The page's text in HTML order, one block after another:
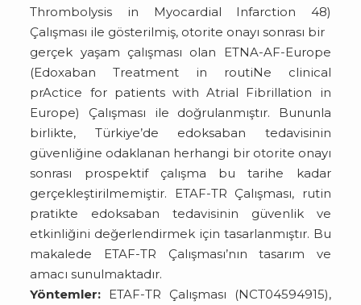
Thrombolysis in Myocardial Infarction 48)
Çalışması ile gösterilmiş, otorite onayı sonrası bir
gerçek yaşam çalışması olan ETNA-AF-Europe
(Edoxaban Treatment in routiNe clinical
prActice for patients with Atrial Fibrillation in
Europe) Çalışması ile doğrulanmıştır. Bununla
birlikte, Türkiye’de edoksaban tedavisinin
güvenliğine odaklanan herhangi bir otorite onayı
sonrası prospektif çalışma bu tarihe kadar
gerçekleştirilmemiştir. ETAF-TR Çalışması, rutin
pratikte edoksaban tedavisinin güvenlik ve
etkinliğini değerlendirmek için tasarlanmıştır. Bu
makalede ETAF-TR Çalışması’nın tasarım ve
amacı sunulmaktadır.
Yöntemler: ETAF-TR Çalışması (NCT04594915),